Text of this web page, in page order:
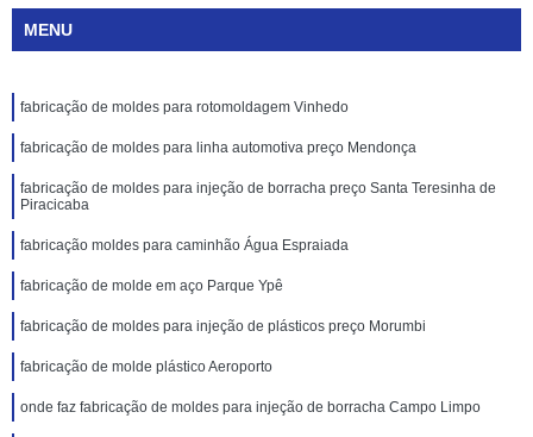
MENU
fabricação de moldes para rotomoldagem Vinhedo
fabricação de moldes para linha automotiva preço Mendonça
fabricação de moldes para injeção de borracha preço Santa Teresinha de
Piracicaba
fabricação moldes para caminhão Água Espraiada
fabricação de molde em aço Parque Ypê
fabricação de moldes para injeção de plásticos preço Morumbi
fabricação de molde plástico Aeroporto
onde faz fabricação de moldes para injeção de borracha Campo Limpo